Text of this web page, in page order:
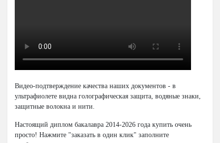
Видео-подтверждение качества наших документов - в
ультрафиолете видна голографическая защита, водяные знаки,
защитные волокна и нити.
Настоящий диплом бакалавра 2014-2026 года купить очень
просто! Нажмите "заказать в один клик" заполните